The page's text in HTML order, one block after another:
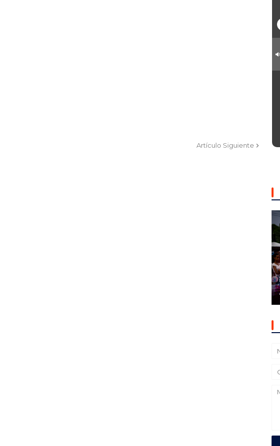
Artículo Siguiente